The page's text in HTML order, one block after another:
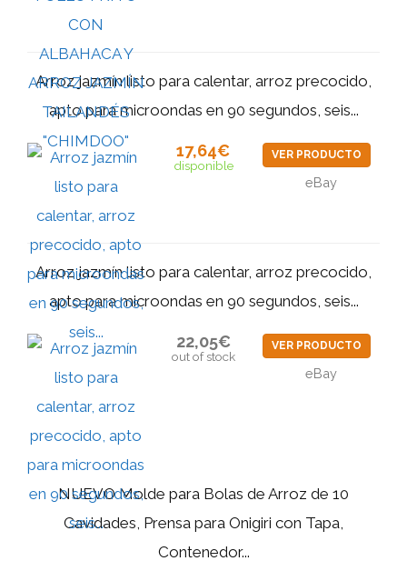
Arroz jazmín listo para calentar, arroz precocido,
apto para microondas en 90 segundos, seis...
17,64€
disponible
VER PRODUCTO
eBay
Arroz jazmín listo para calentar, arroz precocido,
apto para microondas en 90 segundos, seis...
22,05€
out of stock
VER PRODUCTO
eBay
NUEVO Molde para Bolas de Arroz de 10
Cavidades, Prensa para Onigiri con Tapa,
Contenedor...